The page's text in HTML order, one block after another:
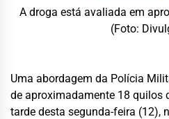
A droga está avaliada em
(Foto:
Uma abordagem da Polícia
de aproximadamente 18 quilos
tarde desta segunda-feira (12),